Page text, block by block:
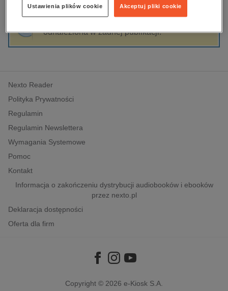
edukacja
hobby, sport, rozrywka
komputery, internet, technologie, informatyka
polityka, społeczno-informacyjne
psychologiczne
inne
popularno-naukowe
historia
odnaleziona w żadnej publikacji.
Nexto Reader
Polityka Prywatności
Regulamin
Regulamin Newslettera
Wymagania Systemowe
Pomoc
Kontakt
Informacja o zakończeniu dystrybucji audiobooków i ebooków
przez nexto.pl
Deklaracja dostępności
Oferta dla firm
Copyright © 2026 e-Kiosk S.A.
Akceptuj pliki cookie
Ustawienia plików cookie